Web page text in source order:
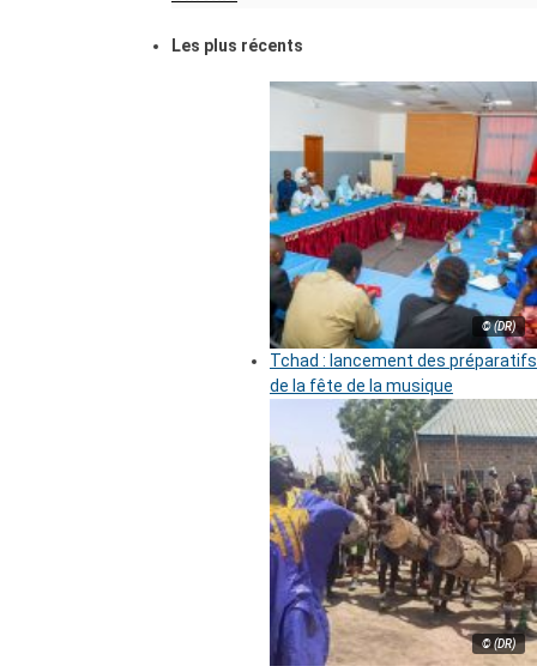
Les plus récents
© (DR)
Tchad : lancement des préparatifs
de la fête de la musique
© (DR)